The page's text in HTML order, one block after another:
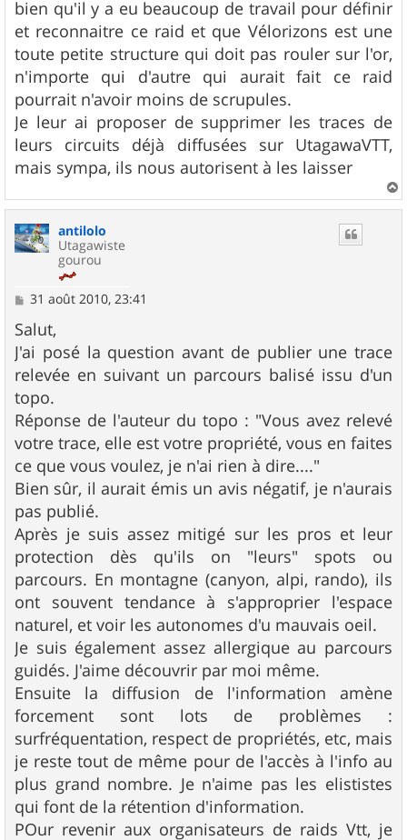
bien qu'il y a eu beaucoup de travail pour définir
et reconnaitre ce raid et que Vélorizons est une
toute petite structure qui doit pas rouler sur l'or,
n'importe qui d'autre qui aurait fait ce raid
pourrait n'avoir moins de scrupules.
Je leur ai proposer de supprimer les traces de
leurs circuits déjà diffusées sur UtagawaVTT,
mais sympa, ils nous autorisent à les laisser
a
antilolo
Utagawiste
gourou
M
s
s
a
g
e
31 août 2010, 23:41
Salut,
J'ai posé la question avant de publier une trace
relevée en suivant un parcours balisé issu d'un
topo.
Réponse de l'auteur du topo : "Vous avez relevé
votre trace, elle est votre propriété, vous en faites
ce que vous voulez, je n'ai rien à dire...."
Bien sûr, il aurait émis un avis négatif, je n'aurais
pas publié.
Après je suis assez mitigé sur les pros et leur
protection dès qu'ils on "leurs" spots ou
parcours. En montagne (canyon, alpi, rando), ils
ont souvent tendance à s'approprier l'espace
naturel, et voir les autonomes d'u mauvais oeil.
Je suis également assez allergique au parcours
guidés. J'aime découvrir par moi même.
Ensuite la diffusion de l'information amène
forcement sont lots de problèmes :
surfréquentation, respect de propriétés, etc, mais
je reste tout de même pour de l'accès à l'info au
plus grand nombre. Je n'aime pas les elististes
qui font de la rétention d'information.
POur revenir aux organisateurs de raids Vtt, je